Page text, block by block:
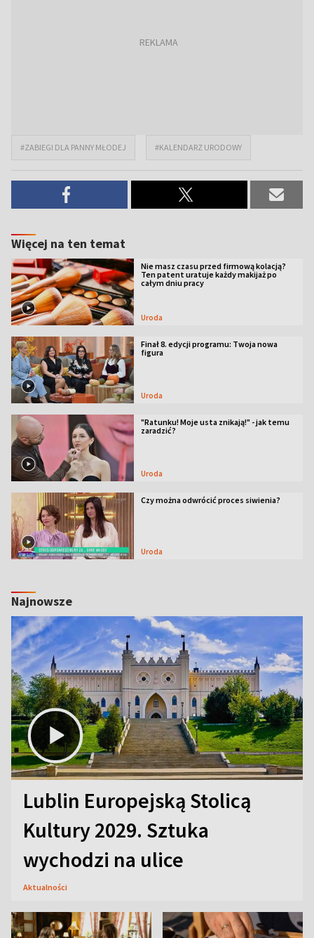
#ZABIEGI DLA PANNY MŁODEJ #KALENDARZ URODOWY
Więcej na ten temat
Nie masz czasu przed firmową kolacją?
Ten patent uratuje każdy makijaż po
całym dniu pracy
Uroda
Finał 8. edycji programu: Twoja nowa
figura
Uroda
"Ratunku! Moje usta znikają!" - jak temu
zaradzić?
Uroda
Czy można odwrócić proces siwienia?
Uroda
Najnowsze
Lublin Europejską Stolicą
Kultury 2029. Sztuka
wychodzi na ulice
Aktualności